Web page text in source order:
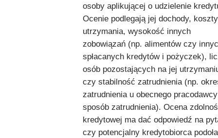
osoby aplikującej o udzielenie
Ocenie podlegają jej dochody, koszty
utrzymania, wysokość innych
zobowiązań (np. alimentów czy
spłacanych kredytów i pożyczek),
osób pozostających na jej
czy stabilność zatrudnienia (np.
zatrudnienia u obecnego
sposób zatrudnienia). Ocena
kredytowej ma dać odpowiedź na
czy potencjalny kredytobiorca podoła